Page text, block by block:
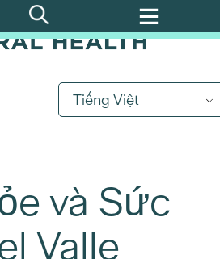
Tiếng Việt
và Sức
Valle